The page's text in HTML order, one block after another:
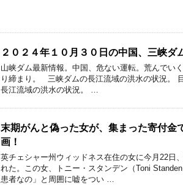
２０２４年１０月３０日の中国、三峡ダ
山峡ダム最新情報。中国、危ない運転。荒んでい
り締まり。 三峡ダムの長江流域の洪水の状況。
長江流域の洪水の状況。 …
末期がんと偽った女が、集まった寄付金
画！
英チェシャー州ウィッドネス在住の女に今月22日
れた。この女、トニー・スタンデン（Toni
患者なの」と周囲に嘘をつい …